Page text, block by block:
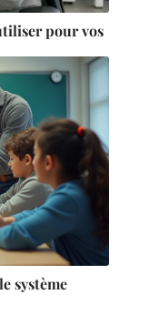
pour vos
système